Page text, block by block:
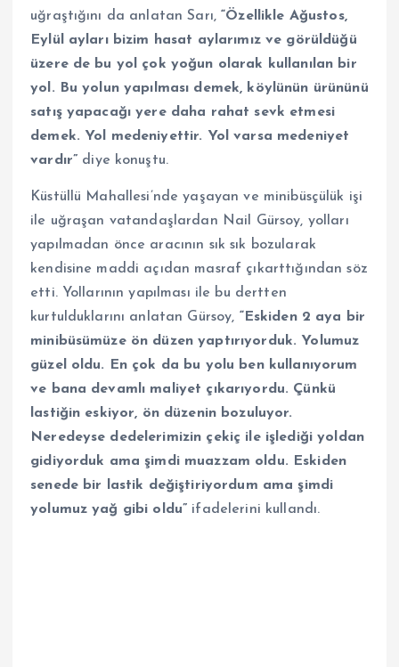
uğraştığını da anlatan Sarı,“Özellikle Ağustos,
Eylül ayları bizim hasat aylarımız ve görüldüğü
üzere de bu yol çok yoğun olarak kullanılan bir
yol. Bu yolun yapılması demek, köylünün ürününü
satış yapacağı yere daha rahat sevk etmesi
demek. Yol medeniyettir. Yol varsa medeniyet
vardır” diye konuştu.
Küstüllü Mahallesi’nde yaşayan ve minibüsçülük işi
ile uğraşan vatandaşlardan Nail Gürsoy, yolları
yapılmadan önce aracının sık sık bozularak
kendisine maddi açıdan masraf çıkarttığından söz
etti. Yollarının yapılması ile bu dertten
kurtulduklarını anlatan Gürsoy, “Eskiden 2 aya bir
minibüsümüze ön düzen yaptırıyorduk. Yolumuz
güzel oldu. En çok da bu yolu ben kullanıyorum
ve bana devamlı maliyet çıkarıyordu. Çünkü
lastiğin eskiyor, ön düzenin bozuluyor.
Neredeyse dedelerimizin çekiç ile işlediği yoldan
gidiyorduk ama şimdi muazzam oldu. Eskiden
senede bir lastik değiştiriyordum ama şimdi
yolumuz yağ gibi oldu” ifadelerini kullandı.